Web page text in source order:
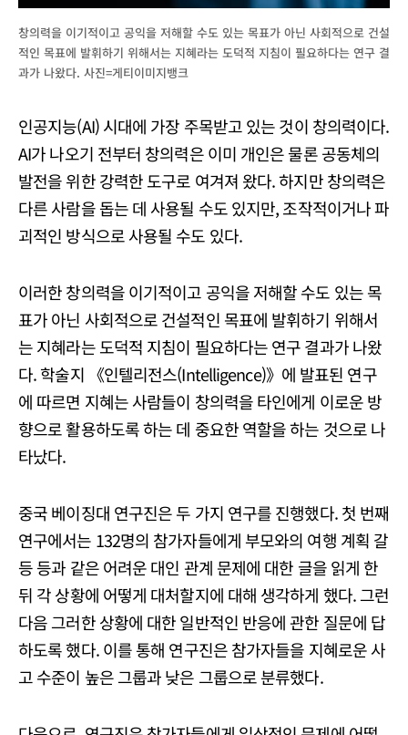
창의력을 이기적이고 공익을 저해할 수도 있는 목표가 아닌 사회적으로 건설
적인 목표에 발휘하기 위해서는 지혜라는 도덕적 지침이 필요하다는 연구 결
과가 나왔다. 사진=게티이미지뱅크
인공지능(AI) 시대에 가장 주목받고 있는 것이 창의력이다.
AI가 나오기 전부터 창의력은 이미 개인은 물론 공동체의
발전을 위한 강력한 도구로 여겨져 왔다. 하지만 창의력은
다른 사람을 돕는 데 사용될 수도 있지만, 조작적이거나 파
괴적인 방식으로 사용될 수도 있다.
이러한 창의력을 이기적이고 공익을 저해할 수도 있는 목
표가 아닌 사회적으로 건설적인 목표에 발휘하기 위해서
는 지혜라는 도덕적 지침이 필요하다는 연구 결과가 나왔
다. 학술지 《인텔리전스(Intelligence)》에 발표된 연구
에 따르면 지혜는 사람들이 창의력을 타인에게 이로운 방
향으로 활용하도록 하는 데 중요한 역할을 하는 것으로 나
타났다.
중국 베이징대 연구진은 두 가지 연구를 진행했다. 첫 번째
연구에서는 132명의 참가자들에게 부모와의 여행 계획 갈
등 등과 같은 어려운 대인 관계 문제에 대한 글을 읽게 한
뒤 각 상황에 어떻게 대처할지에 대해 생각하게 했다. 그런
다음 그러한 상황에 대한 일반적인 반응에 관한 질문에 답
하도록 했다. 이를 통해 연구진은 참가자들을 지혜로운 사
고 수준이 높은 그룹과 낮은 그룹으로 분류했다.